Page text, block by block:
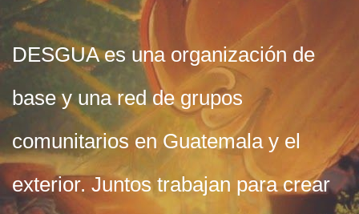
DESGUA es una organización de
base y una red de grupos
comunitarios en Guatemala y el
exterior. Juntos trabajan para crear